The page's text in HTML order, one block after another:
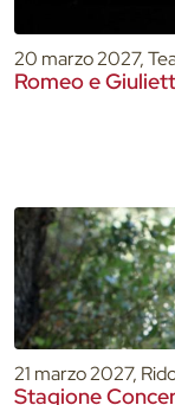
20 marzo 2027,
Romeo e
21 marzo 2027,
Stagione